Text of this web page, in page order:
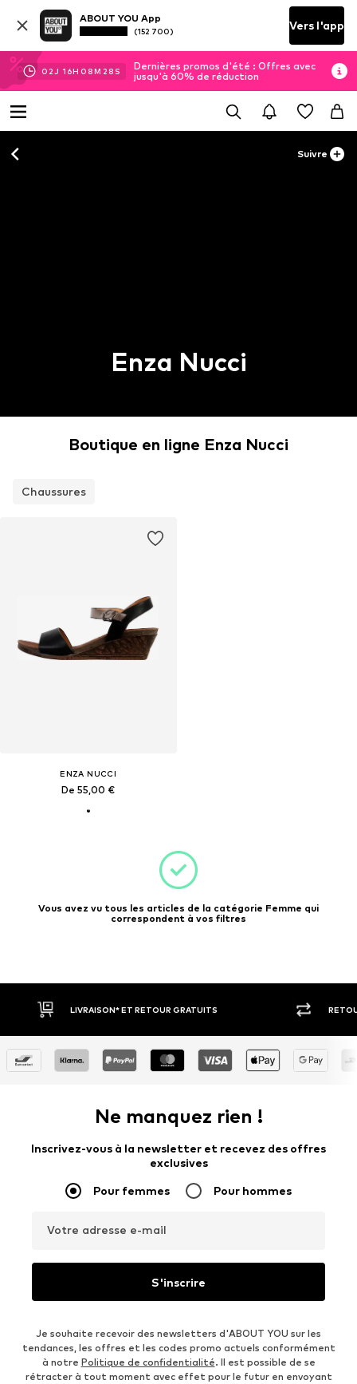
ABOUT YOU App
(152 700) Vers l'app
02J 16H 08M 28 S
Dernières promos d'été : Offres avec
jusqu'à 60% de réduction
Suivre
Enza Nucci
Boutique en ligne Enza Nucci
Chaussures
ENZA NUCCI
De 55,00 €
Vous avez vu tous les articles de la catégorie Femme qui
correspondent à vos filtres
LIVRAISON* ET RETOUR GRATUITS
Ne manquez rien !
Inscrivez-vous à la newsletter et recevez des offres
exclusives
Pour femmes Pour hommes
Votre adresse e-mail
S'inscrire
Je souhaite recevoir des newsletters d'ABOUT YOU sur les
tendances, les offres et les codes promo actuels conformément
à notre Politique de confidentialité. Il est possible de se
rétracter à tout moment avec effet pour le futur en envoyant